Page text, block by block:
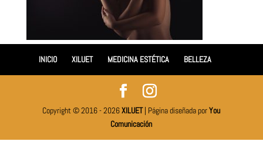
INICIO XILUET MEDICINA ESTÉTICA BELLEZA
Copyright © 2016 - 2026XILUET| Página diseñada porYou
Comunicación